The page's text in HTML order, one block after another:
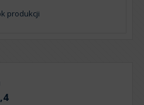
produkcji